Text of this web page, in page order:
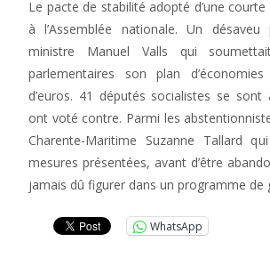
Le pacte de stabilité adopté d’une
à l’Assemblée nationale. Un
ministre Manuel Valls qui
parlementaires son plan
d’euros. 41 députés socialistes se
ont voté contre. Parmi les
Charente-Maritime Suzanne Tallard
mesures présentées, avant d’être
jamais dû figurer dans un programme de
WhatsApp